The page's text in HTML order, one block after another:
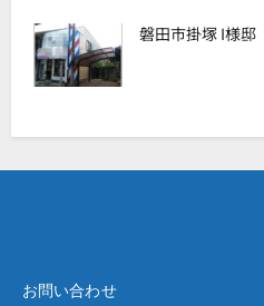
磐田市掛塚 I様邸
お問い合わせ